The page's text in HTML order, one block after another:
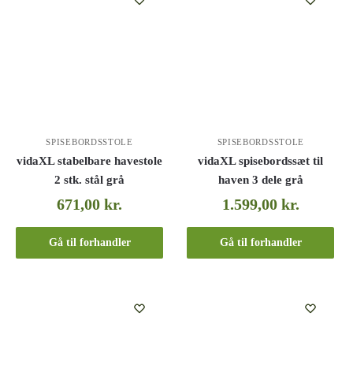
SPISEBORDSSTOLE
vidaXL stabelbare havestole
2 stk. stål grå
671,00kr.
Gå til forhandler
SPISEBORDSSTOLE
vidaXL spisebordssæt til
haven 3 dele grå
1.599,00 kr.
Gå til forhandler